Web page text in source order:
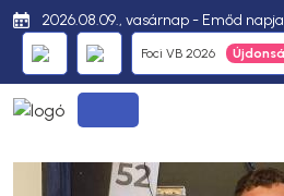
2026.08.09., vasárnap - Emőd napja
Foci VB 2026